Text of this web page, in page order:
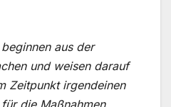
aus der
und weisen darauf
Zeitpunkt irgendeinen